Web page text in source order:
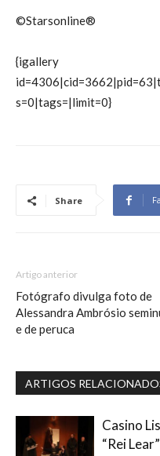
©Starsonline®
{igallery
s=0|tags=|limit=0}
Share
Artigo anterior
Fotógrafo divulga foto de
Alessandra Ambrósio
e de peruca
ARTIGOS
Casino
“Rei